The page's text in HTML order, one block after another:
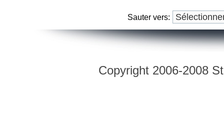
Sauter vers:
Copyright 2006-2008